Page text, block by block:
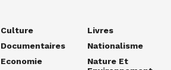
Culture
Documentaires
Economie
Livres
Nationalisme
Nature Et